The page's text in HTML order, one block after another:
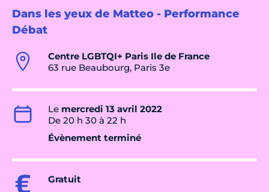
Dans les yeux de Matteo - Performance
Débat
Centre LGBTQI+ Paris Ile de France
63 rue Beaubourg, Paris 3e
Le mercredi 13 avril 2022
De 20 h 30 à 22 h
Évènement terminé
Gratuit